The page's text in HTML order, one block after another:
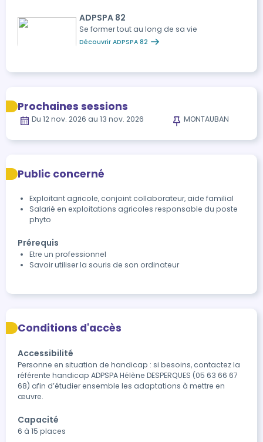
ADPSPA 82
Se former tout au long de sa vie
Découvrir ADPSPA 82
Prochaines sessions
Du 12 nov. 2026 au 13 nov. 2026 MONTAUBAN
Public concerné
Exploitant agricole, conjoint collaborateur, aide familial
Salarié en exploitations agricoles responsable du poste
phyto
Prérequis
Etre un professionnel
Savoir utiliser la souris de son ordinateur
Conditions d'accès
Accessibilité
Personne en situation de handicap : si besoins, contactez la
référente handicap ADPSPA Hélène DESPERQUES (05 63 66 67
68) afin d’étudier ensemble les adaptations à mettre en
œuvre.
Capacité
6 à 15 places